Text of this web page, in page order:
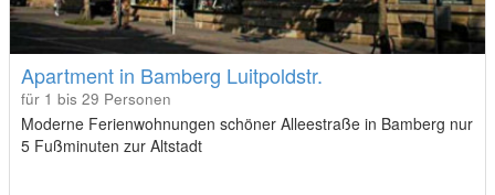
Apartment in Bamberg Luitpoldstr.
für 1 bis 29 Personen
Moderne Ferienwohnungen schöner Alleestraße in Bamberg nur
5 Fußminuten zur Altstadt